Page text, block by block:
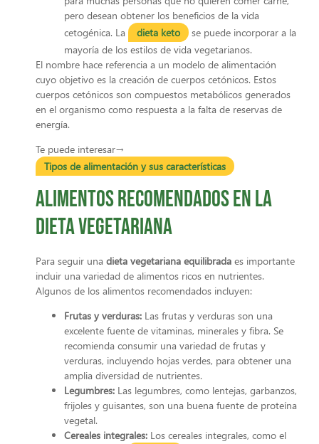
pero desean obtener los beneficios de la vida
cetogénica. La
dieta keto
se puede incorporar a la
mayoría de los estilos de vida vegetarianos.
El nombre hace referencia a un modelo de alimentación
cuyo objetivo es la creación de cuerpos cetónicos. Estos
cuerpos cetónicos son compuestos metabólicos generados
en el organismo como respuesta a la falta de reservas de
energía.
Te puede interesar→
Tipos de alimentación y sus características
Alimentos recomendados en la
dieta vegetariana
Para seguir una dieta vegetariana equilibrada es importante
incluir una variedad de alimentos ricos en nutrientes.
Algunos de los alimentos recomendados incluyen:
Frutas y verduras: Las frutas y verduras son una
excelente fuente de vitaminas, minerales y fibra. Se
recomienda consumir una variedad de frutas y
verduras, incluyendo hojas verdes, para obtener una
amplia diversidad de nutrientes.
Legumbres: Las legumbres, como lentejas, garbanzos,
frijoles y guisantes, son una buena fuente de proteína
vegetal.
Cereales integrales: Los cereales integrales, como el